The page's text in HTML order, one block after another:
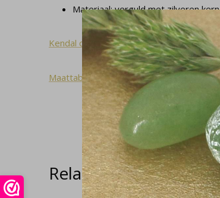
Materiaal: verguld met zilveren kern
Kendal collectie
Maattabel
Related articles